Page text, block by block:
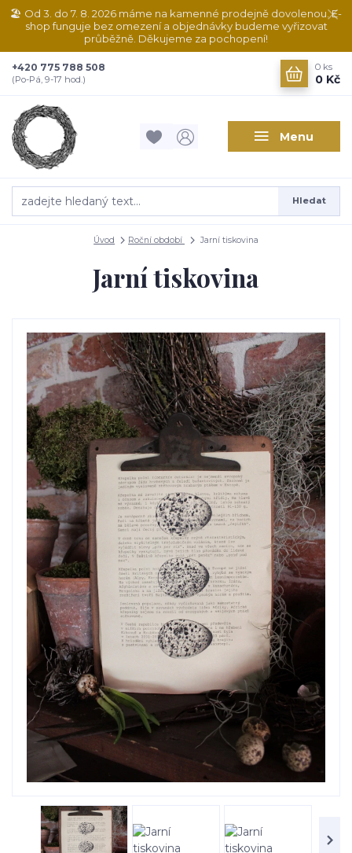
🏖️ Od 3. do 7. 8. 2026 máme na kamenné prodejně dovolenou. E-
shop funguje bez omezení a objednávky budeme vyřizovat
průběžně. Děkujeme za pochopení!
Menu
Hledat
+420 775 788 508
(Po-Pá, 9-17 hod.)
0 ks
0 Kč
Úvod Roční období Jarní tiskovina
Jarní tiskovina